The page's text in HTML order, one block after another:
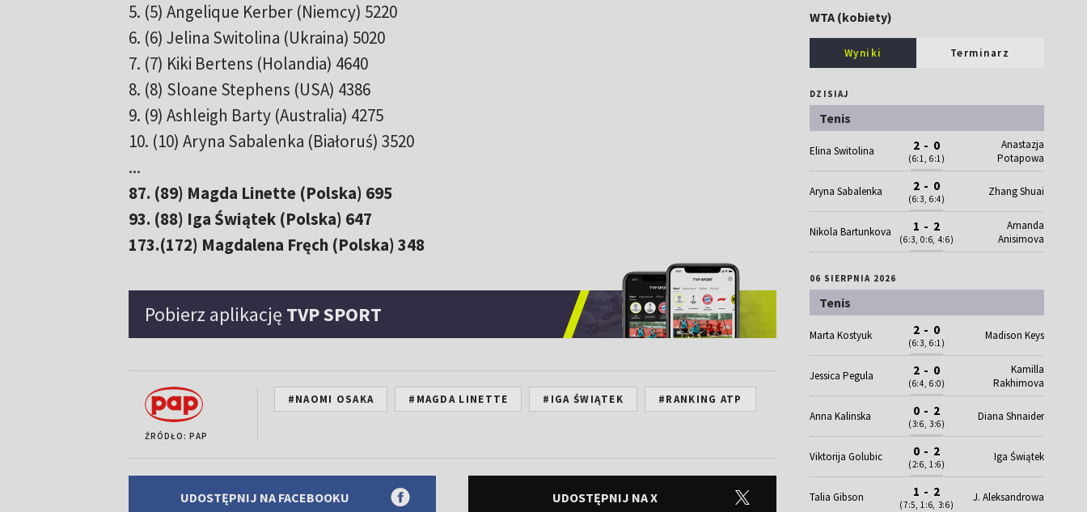
5. (5) Angelique Kerber (Niemcy) 5220
6. (6) Jelina Switolina (Ukraina) 5020
7. (7) Kiki Bertens (Holandia) 4640
8. (8) Sloane Stephens (USA) 4386
9. (9) Ashleigh Barty (Australia) 4275
10. (10) Aryna Sabalenka (Białoruś) 3520
...
87. (89) Magda Linette (Polska) 695
93. (88) Iga Świątek (Polska) 647
173.(172) Magdalena Fręch (Polska) 348
Pobierz aplikację TVP SPORT
ŹRÓDŁO: PAP
#NAOMI OSAKA #MAGDA LINETTE #IGA ŚWIĄTEK #RANKING ATP
UDOSTĘPNIJ NA FACEBOOKU UDOSTĘPNIJ NA X
WTA (kobiety)
Wyniki Terminarz
DZISIAJ
Tenis
Elina Switolina 2 - 0
(6:1, 6:1)
Anastazja
Potapowa
Aryna Sabalenka 2 - 0
(6:3, 6:4)
Zhang Shuai
Nikola Bartunkova 1 - 2
(6:3, 0:6, 4:6)
Amanda
Anisimova
06 SIERPNIA 2026
Tenis
Marta Kostyuk 2 - 0
(6:3, 6:1)
Madison Keys
Jessica Pegula 2 - 0
(6:4, 6:0)
Kamilla
Rakhimova
Anna Kalinska 0 - 2
(3:6, 3:6)
Diana Shnaider
Viktorija Golubic 0 - 2
(2:6, 1:6)
Iga Świątek
Talia Gibson 1 - 2
(7:5, 1:6, 3:6)
J. Aleksandrowa